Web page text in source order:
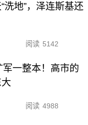
洗地”，泽连斯基还
阅读 5142
一整本！高市的
阅读 4988